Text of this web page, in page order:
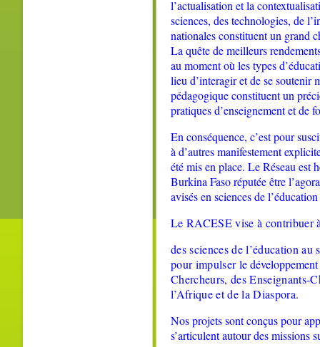
l’actualisation et la
sciences, des technologies, de
nationales constituent un grand
La quête de meilleurs
au moment où les types
lieu d’interagir et de se
pédagogique constituent un
pratiques d’enseignement et de
En conséquence, c’est pour
à d’autres manifestement
été mis en place. Le Réseau est
Burkina Faso réputée être
avisés en sciences de
Le RACESE vise à contribuer
dessciences de l’éducation au
pour impulser le
Chercheurs, des Enseignants-
l’Afrique et de la Diaspora.
Nos projets sont conçus pour
s’articulent autour des missions